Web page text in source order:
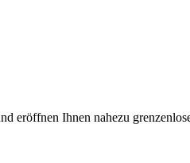
Ihnen nahezu